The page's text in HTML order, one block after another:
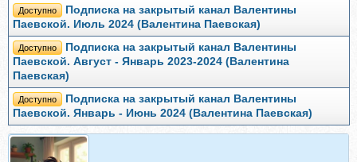
Доступно
Подписка на закрытый канал Валентины
Паевской. Июль 2024 (Валентина Паевская)
Доступно
Подписка на закрытый канал Валентины
Паевской. Август - Январь 2023-2024 (Валентина
Паевская)
Доступно
Подписка на закрытый канал Валентины
Паевской. Январь - Июнь 2024 (Валентина Паевская)